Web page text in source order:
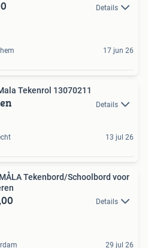
Details
17 jun 26
Tekenrol 13070211
Details
13 jul 26
Tekenbord/Schoolbord voor
Details
29 jul 26